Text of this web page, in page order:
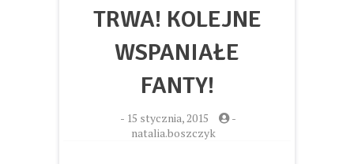
TRWA! KOLEJNE
WSPANIAŁE
FANTY!
- 15 stycznia, 2015
-
natalia.boszczyk